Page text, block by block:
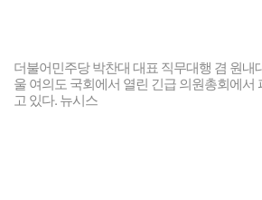
더불어민주당 박찬대 대표 직무대행 겸 원내
울 여의도 국회에서 열린 긴급 의원총회에서
고 있다. 뉴시스